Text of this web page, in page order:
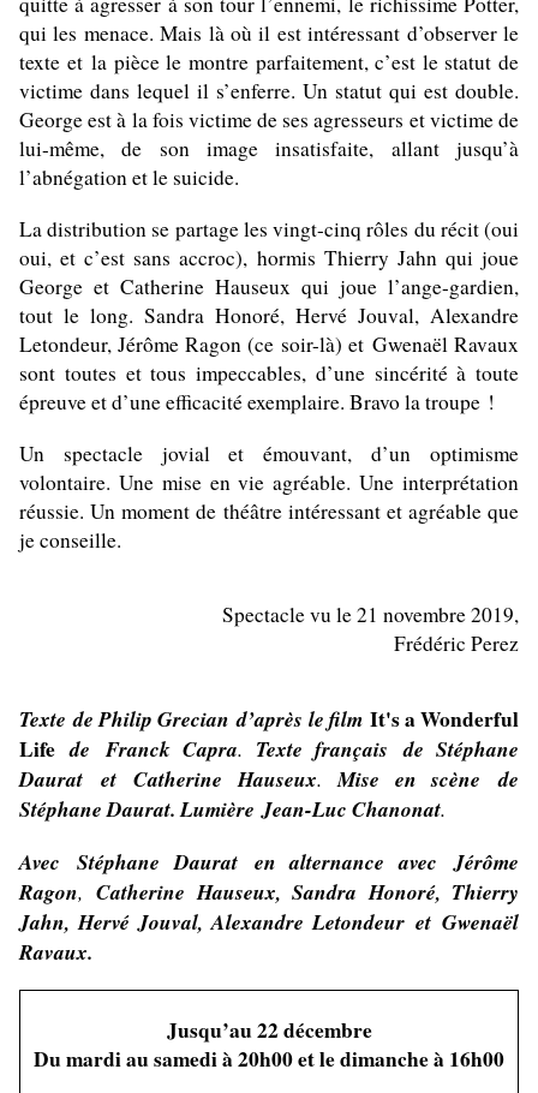
qui les menace. Mais là où il est intéressant d’observer le
texte et la pièce le montre parfaitement, c’est le statut de
victime dans lequel il s’enferre. Un statut qui est double.
George est à la fois victime de ses agresseurs et victime de
lui-même, de son image insatisfaite, allant jusqu’à
l’abnégation et le suicide.
La distribution se partage les vingt-cinq rôles du récit (oui
oui, et c’est sans accroc), hormis Thierry Jahn qui joue
George et Catherine Hauseux qui joue l’ange-gardien,
tout le long. Sandra Honoré, Hervé Jouval, Alexandre
Letondeur, Jérôme Ragon (ce soir-là) et Gwenaël Ravaux
sont toutes et tous impeccables, d’une sincérité à toute
épreuve et d’une efficacité exemplaire. Bravo la troupe !
Un spectacle jovial et émouvant, d’un optimisme
volontaire. Une mise en vie agréable. Une interprétation
réussie. Un moment de théâtre intéressant et agréable que
je conseille.
Spectacle vu le 21 novembre 2019,
Frédéric Perez
Texte dePhilip Grecian d’après le film It's a Wonderful
Life de Franck Capra. Texte français deStéphane
Daurat et Catherine Hauseux.Mise en scènede
Stéphane Daurat.Lumière Jean-Luc Chanonat.
Avec Stéphane Daurat en alternance avec
Jérôme
Ragon,Catherine Hauseux, Sandra Honoré, Thierry
Jahn, Hervé Jouval, Alexandre Letondeur et Gwenaël
Ravaux.
Jusqu’au 22 décembre
Du mardi au samedi à 20h00 et le dimanche à 16h00